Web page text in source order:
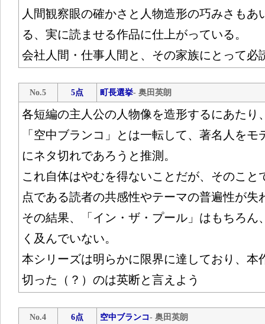
人間観察眼の確かさと人物造形の巧みさもあ
る、実に読ませる作品に仕上がっている。
会社人間・仕事人間と、その家族にとって必
No.5 5点 町長選挙- 奥田英朗
各短編の主人公の人物像を造形するにあたり
「空中ブランコ」とは一転して、著名人を
にネタ切れであろうと推測。
これ自体はやむを得ないことだが、そのこと
点である読者の共感性やテーマの普遍性が失
その結果、「イン・ザ・プール」はもちろん
く及んでいない。
本シリーズは明らかに限界に達しており、本
切った（？）のは英断と言えよう
No.4 6点 空中ブランコ- 奥田英朗